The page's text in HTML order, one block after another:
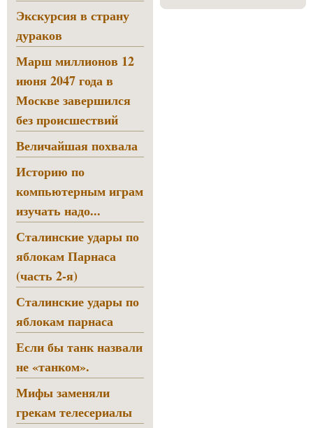
Экскурсия в страну
дураков
Марш миллионов 12
июня 2047 года в
Москве завершился
без происшествий
Величайшая похвала
Историю по
компьютерным играм
изучать надо...
Сталинские удары по
яблокам Парнаса
(часть 2-я)
Сталинские удары по
яблокам парнаса
Если бы танк назвали
не «танком».
Мифы заменяли
грекам телесериалы